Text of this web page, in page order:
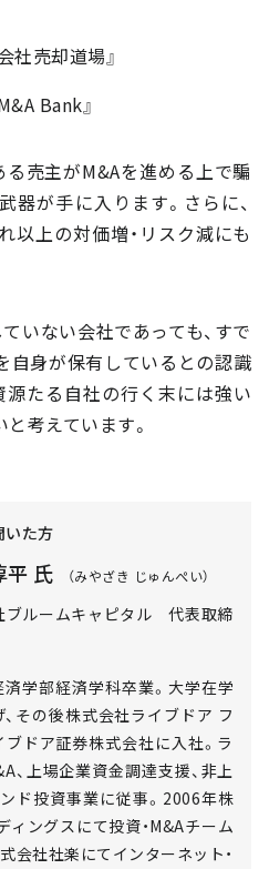
社売却道場』
Bank』
る売主がM&Aを進める上で騙
器が手に入ります。さらに、
以上の対価増・リスク減にも
いない会社であっても、すで
自身が保有しているとの認識
源たる自社の行く末には強い
考えています。
いた方
平 氏 （みやざき じゅんぺい）
ブルームキャピタル 代表取締
学部経済学科卒業。大学在学
その後株式会社ライブドア フ
ドア証券株式会社に入社。ラ
、上場企業資金調達支援、非上
ド投資事業に従事。2006年株
ィングスにて投資・M&Aチーム
会社社楽にてインターネット・